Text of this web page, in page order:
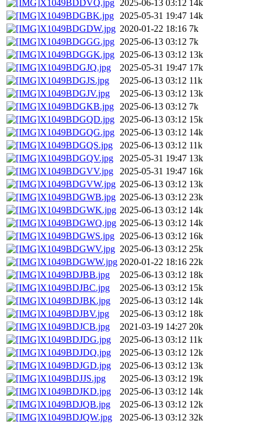
X1049BDDVQ.jpg 2025-06-13 03:12 14k
X1049BDGBK.jpg
2025-05-31 19:47 14k
X1049BDGDW.jpg 2020-01-22 18:16 7k
X1049BDGGG.jpg 2025-06-13 03:12 7k
X1049BDGGK.jpg 2025-06-13 03:12 13k
X1049BDGJQ.jpg
2025-05-31 19:47 17k
X1049BDGJS.jpg
2025-06-13 03:12 11k
X1049BDGJV.jpg
2025-06-13 03:12 13k
X1049BDGKB.jpg
2025-06-13 03:12 7k
X1049BDGQD.jpg 2025-06-13 03:12 15k
X1049BDGQG.jpg 2025-06-13 03:12 14k
X1049BDGQS.jpg
2025-06-13 03:12 11k
X1049BDGQV.jpg
2025-05-31 19:47 13k
X1049BDGVV.jpg
2025-05-31 19:47 16k
X1049BDGVW.jpg 2025-06-13 03:12 13k
X1049BDGWB.jpg 2025-06-13 03:12 23k
X1049BDGWK.jpg 2025-06-13 03:12 14k
X1049BDGWQ.jpg 2025-06-13 03:12 14k
X1049BDGWS.jpg 2025-06-13 03:12 16k
X1049BDGWV.jpg 2025-06-13 03:12 25k
X1049BDGWW.jpg 2020-01-22 18:16 22k
X1049BDJBB.jpg
2025-06-13 03:12 18k
X1049BDJBC.jpg
2025-06-13 03:12 15k
X1049BDJBK.jpg
2025-06-13 03:12 14k
X1049BDJBV.jpg
2025-06-13 03:12 18k
X1049BDJCB.jpg
2021-03-19 14:27 20k
X1049BDJDG.jpg
2025-06-13 03:12 11k
X1049BDJDQ.jpg
2025-06-13 03:12 12k
X1049BDJGD.jpg
2025-06-13 03:12 13k
X1049BDJJS.jpg
2025-06-13 03:12 19k
X1049BDJKD.jpg
2025-06-13 03:12 14k
X1049BDJQB.jpg
2025-06-13 03:12 12k
X1049BDJQW.jpg
2025-06-13 03:12 32k